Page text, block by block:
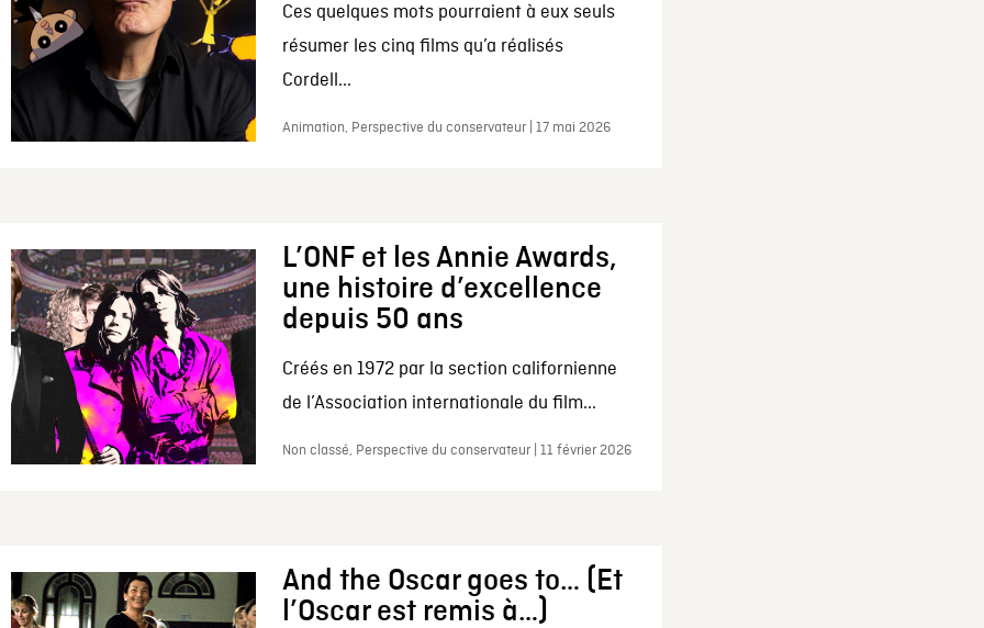
Ces quelques mots pourraient à eux seuls
résumer les cinq films qu’a réalisés
Cordell...
Animation, Perspective du conservateur | 17 mai 2026
L’ONF et les Annie Awards,
une histoire d’excellence
depuis 50 ans
Créés en 1972 par la section californienne
de l’Association internationale du film...
Non classé, Perspective du conservateur | 11 février 2026
And the Oscar goes to… (Et
l’Oscar est remis à…)